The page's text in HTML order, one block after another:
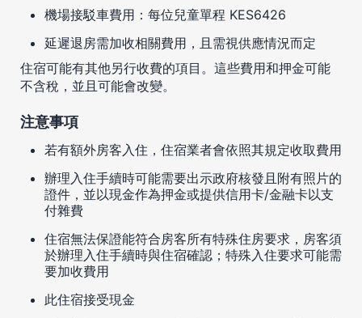
機場接駁車費用：每位兒童單程 KES6426
延遲退房需加收相關費用，且需視供應情況而定
住宿可能有其他另行收費的項目。這些費用和押金可能
不含稅，並且可能會改變。
注意事項
若有額外房客入住，住宿業者會依照其規定收取費用
辦理入住手續時可能需要出示政府核發且附有照片的
證件，並以現金作為押金或提供信用卡/金融卡以支
付雜費
住宿無法保證能符合房客所有特殊住房要求，房客須
於辦理入住手續時與住宿確認；特殊入住要求可能需
要加收費用
此住宿接受現金